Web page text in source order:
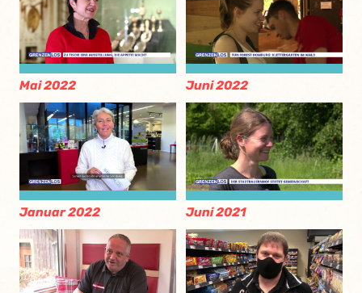
Mai 2022 Juni 2022
Januar 2022 Juni 2021